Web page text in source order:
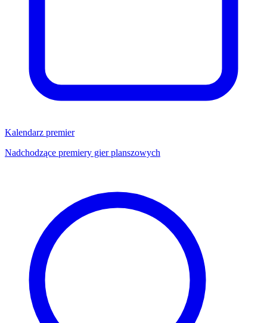
Kalendarz premier
Nadchodzące premiery gier planszowych